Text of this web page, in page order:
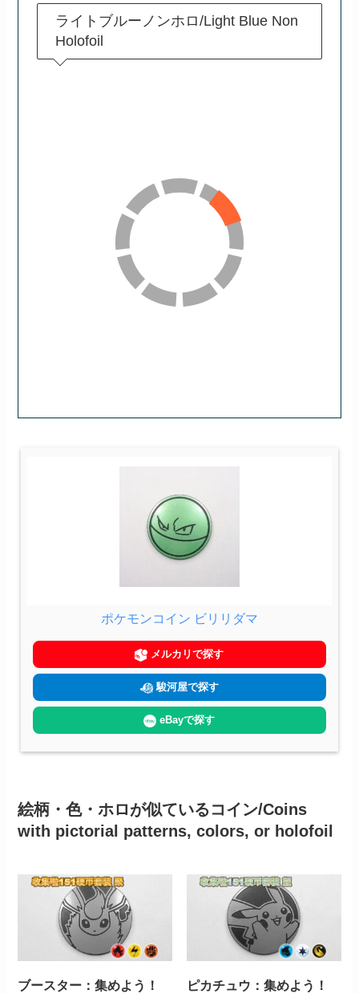
ライトブルーノンホロ/Light Blue Non
Holofoil
ポケモンコイン ビリリダマ
メルカリで探す
駿河屋で探す
eBayで探す
絵柄・色・ホロが似ているコイン/Coins
with pictorial patterns, colors, or holofoil
ブースター：集めよう！
ピカチュウ：集めよう！